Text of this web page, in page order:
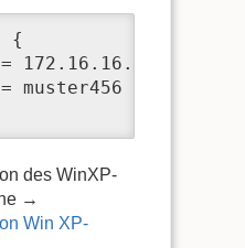
{
172.16.16.9
muster456
des WinXP-
→
Win XP-